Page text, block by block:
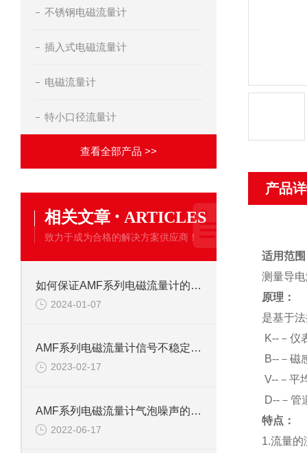
不锈钢电磁流量计
插入式电磁流量计
电磁流量计
特小口径流量计
查看全部产品 >>
相关文章 · ARTICLES
致力于成为合格的解决方案供应商！
如何保证AMF系列电磁流量计的测量精度
2024-01-07
AMF系列电磁流量计信号不稳定三大原因
2023-02-17
AMF系列电磁流量计气泡噪声的解决方法
2022-06-17
产品
适用范
测量导
原理：
是基于
K--－仪
B--－磁
V--－平
D--－管
特点：
1.流量的